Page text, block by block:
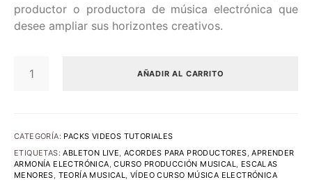
productor o productora de música electrónica que
desee ampliar sus horizontes creativos.
MUSICAL
VÍDEO
CURSO.
VOLUMEN
2:
AÑADIR AL CARRITO
CATEGORÍA: PACKS VIDEOS TUTORIALES
ETIQUETAS:ABLETON LIVE,ACORDES PARA PRODUCTORES,APRENDER
ARMONÍA ELECTRÓNICA,CURSO PRODUCCIÓN MUSICAL, ESCALAS
MENORES, TEORÍA MUSICAL,VÍDEO CURSO MÚSICA ELECTRÓNICA